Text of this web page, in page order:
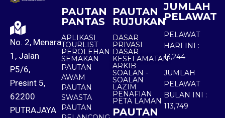
No. 2, Menara
1, Jalan
P5/6,
Presint 5,
62200
PUTRAJAYA
PAUTAN
PANTAS
APLIKASI
TOURLIST
PEROLEHAN
SEMAKAN
PAUTAN
AWAM
PAUTAN
SWASTA
PAUTAN
PAUTAN
RUJUKAN
DASAR
PRIVASI
DASAR
KESELAMATAN
ARKIB
SOALAN -
SOALAN
LAZIM
PENAFIAN
PETA LAMAN
PAUTAN
JUMLAH
PELAWAT
PELAWAT
HARI INI :
13,244
JUMLAH
PELAWAT
BULAN INI :
113,749